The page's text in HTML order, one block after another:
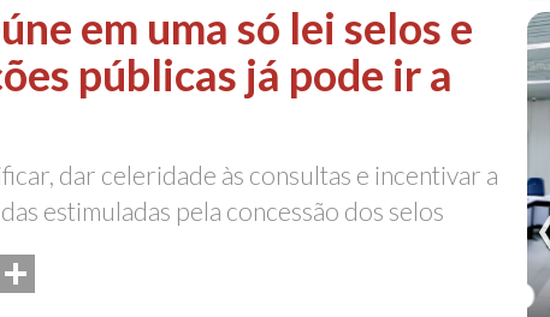
em uma só lei selos e
públicas já pode ir a
dar celeridade às consultas e incentivar a
estimuladas pela concessão dos selos
Email